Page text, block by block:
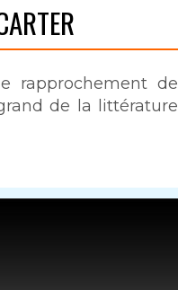
rapprochement de
de la littérature